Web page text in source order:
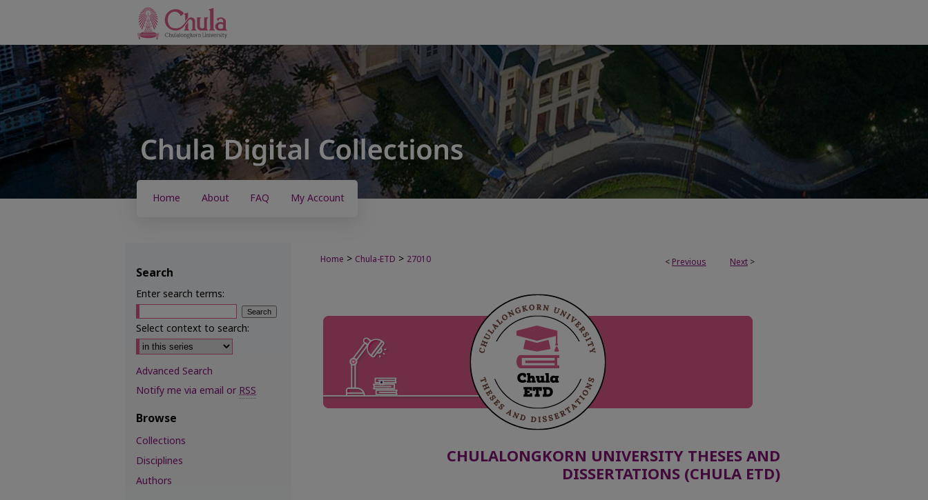
Home About FAQ My Account
< Previous Next >
Home > Chula-ETD > 27010
CHULALONGKORN UNIVERSITY THESES AND
DISSERTATIONS (CHULA ETD)
Search
Enter search terms:
Select context to search:
Advanced Search
Notify me via email or RSS
Browse
Collections
Disciplines
Authors